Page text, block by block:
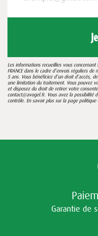
Les informations recueillies vous
FRANCE dans le cadre d’envois réguliers
5 ans. Vous bénéficiez d’un droit d’accès,
une limitation du traitement. Vous pouvez
et disposez du droit de retirer votre
contact@avogel.fr. Vous avez la possibilité
contrôle. En savoir plus sur la pagepolitique
Garantie de